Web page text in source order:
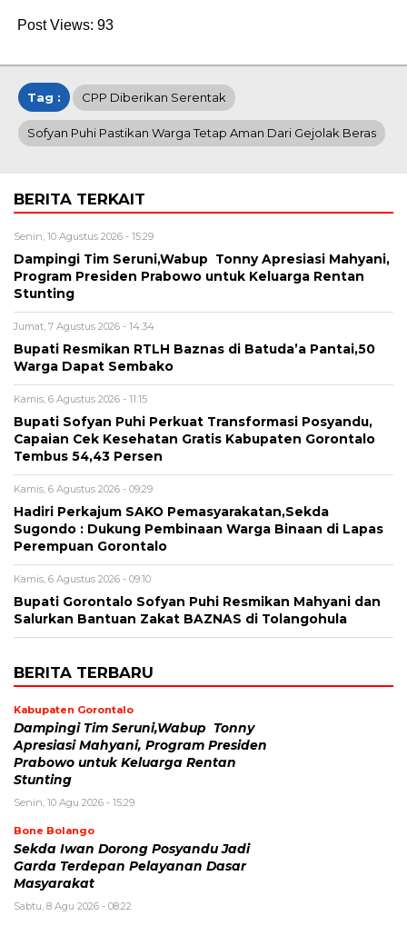
Post Views: 93
Tag : CPP Diberikan Serentak
Sofyan Puhi Pastikan Warga Tetap Aman Dari Gejolak Beras
BERITA TERKAIT
Senin, 10 Agustus 2026 - 15:29
Dampingi Tim Seruni,Wabup Tonny Apresiasi Mahyani,
Program Presiden Prabowo untuk Keluarga Rentan
Stunting
Jumat, 7 Agustus 2026 - 14:34
Bupati Resmikan RTLH Baznas di Batuda’a Pantai,50
Warga Dapat Sembako
Kamis, 6 Agustus 2026 - 11:15
Bupati Sofyan Puhi Perkuat Transformasi Posyandu,
Capaian Cek Kesehatan Gratis Kabupaten Gorontalo
Tembus 54,43 Persen
Kamis, 6 Agustus 2026 - 09:29
Hadiri Perkajum SAKO Pemasyarakatan,Sekda
Sugondo : Dukung Pembinaan Warga Binaan di Lapas
Perempuan Gorontalo
Kamis, 6 Agustus 2026 - 09:10
Bupati Gorontalo Sofyan Puhi Resmikan Mahyani dan
Salurkan Bantuan Zakat BAZNAS di Tolangohula
BERITA TERBARU
Kabupaten Gorontalo
Dampingi Tim Seruni,Wabup Tonny
Apresiasi Mahyani, Program Presiden
Prabowo untuk Keluarga Rentan
Stunting
Senin, 10 Agu 2026 - 15:29
Bone Bolango
Sekda Iwan Dorong Posyandu Jadi
Garda Terdepan Pelayanan Dasar
Masyarakat
Sabtu, 8 Agu 2026 - 08:22